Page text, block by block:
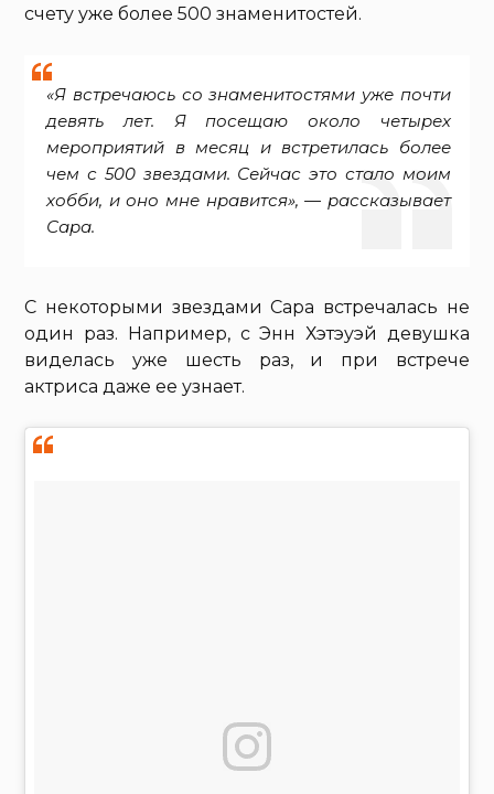
счету уже более 500 знаменитостей.
«Я встречаюсь со знаменитостями уже почти
девять лет. Я посещаю около четырех
мероприятий в месяц и встретилась более
чем с 500 звездами. Сейчас это стало моим
хобби, и оно мне нравится», — рассказывает
Сара.
С некоторыми звездами Сара встречалась не
один раз. Например, с Энн Хэтэуэй девушка
виделась уже шесть раз, и при встрече
актриса даже ее узнает.